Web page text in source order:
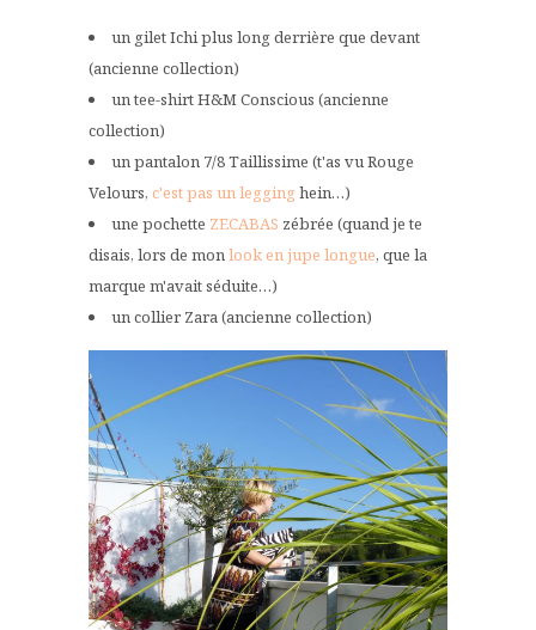
un gilet Ichi plus long derrière que devant
(ancienne collection)
un tee-shirt H&M Conscious (ancienne
collection)
un pantalon 7/8 Taillissime (t'as vu Rouge
Velours, c'est pas un legginghein…)
une pochette ZECABAS zébrée (quand je te
disais, lors de monlook en jupe longue, que la
marque m'avait séduite…)
un collier Zara (ancienne collection)